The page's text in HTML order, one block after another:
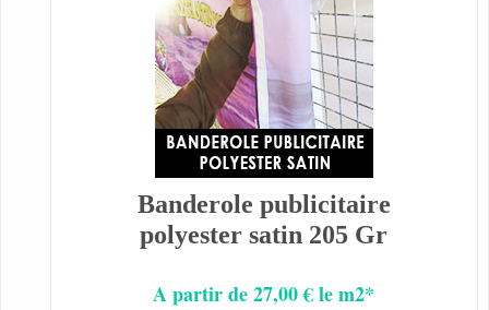
Banderole publicitaire
polyester satin 205 Gr
A partir de 27,00 € le m2*